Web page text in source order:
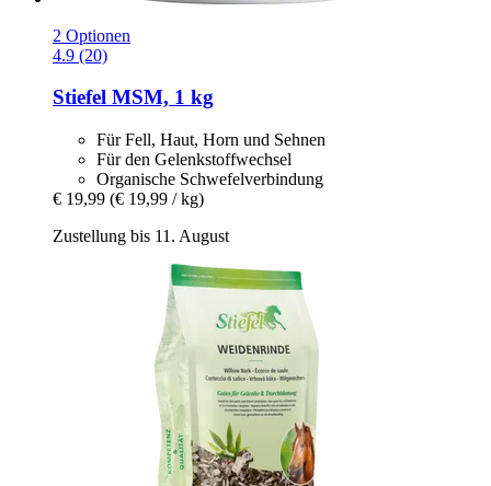
2 Optionen
4.9 (20)
Stiefel MSM, 1 kg
Für Fell, Haut, Horn und Sehnen
Für den Gelenkstoffwechsel
Organische Schwefelverbindung
€ 19,99 (€ 19,99 / kg)
Zustellung bis 11. August